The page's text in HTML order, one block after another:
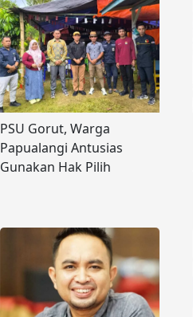
PSU Gorut, Warga
Papualangi Antusias
Gunakan Hak Pilih